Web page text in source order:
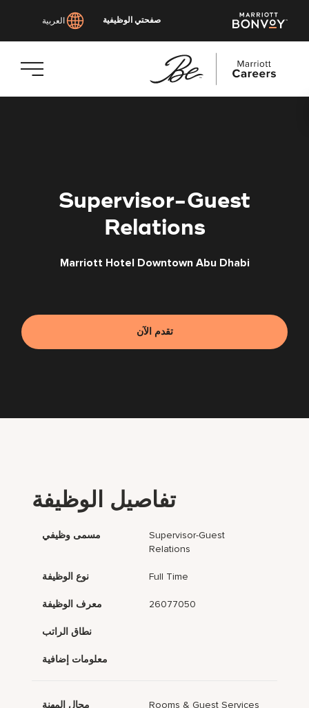
صفحتي الوظيفية العربية
Supervisor-Guest
Relations
Marriott Hotel Downtown Abu Dhabi
تقدم الآن
تفاصيل الوظيفة
مسمى وظيفي
Supervisor-Guest
Relations
نوع الوظيفة Full Time
معرف الوظيفة 26077050
نطاق الراتب
معلومات إضافية
مجال المهنة
Rooms & Guest Services